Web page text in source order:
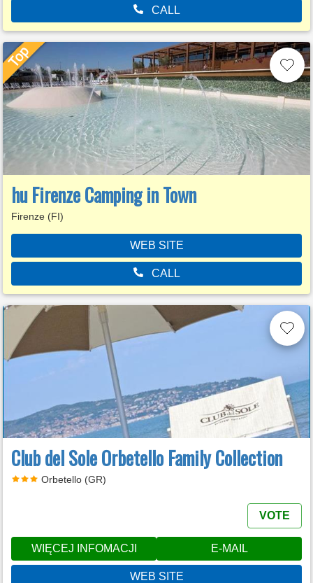
CALL
hu Firenze Camping in Town
Firenze (FI)
WEB SITE
CALL
Club del Sole Orbetello Family Collection
Orbetello (GR)
VOTE
WIĘCEJ INFOMACJI E-MAIL
WEB SITE